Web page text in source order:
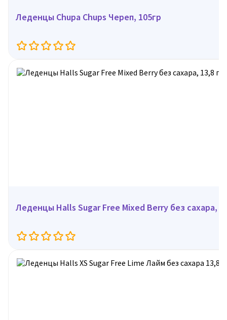
Леденцы Chupa Chups Череп, 105гр
Леденцы Halls Sugar Free Mixed Berry без сахара,